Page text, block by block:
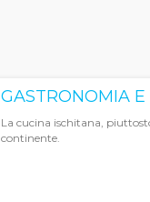
GASTRONOMIA E
La cucina ischitana,
continente.